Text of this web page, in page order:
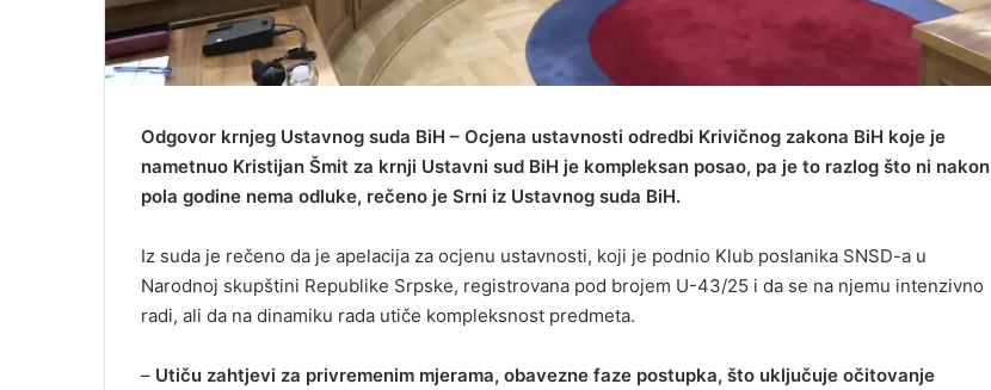
Odgovor krnjeg Ustavnog suda BiH – Ocjena ustavnosti odredbi Krivičnog zakona BiH koje je
nametnuo Kristijan Šmit za krnji Ustavni sud BiH je kompleksan posao, pa je to razlog što ni nakon
pola godine nema odluke, rečeno je Srni iz Ustavnog suda BiH.
Iz suda je rečeno da je apelacija za ocjenu ustavnosti, koji je podnio Klub poslanika SNSD-a u
Narodnoj skupštini Republike Srpske, registrovana pod brojem U-43/25 i da se na njemu intenzivno
radi, ali da na dinamiku rada utiče kompleksnost predmeta.
– Utiču zahtjevi za privremenim mjerama, obavezne faze postupka, što uključuje očitovanje